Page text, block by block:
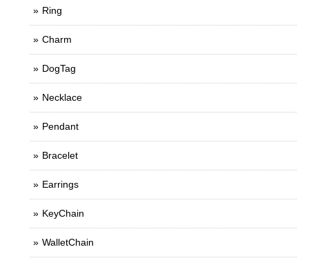
Ring
Charm
DogTag
Necklace
Pendant
Bracelet
Earrings
KeyChain
WalletChain